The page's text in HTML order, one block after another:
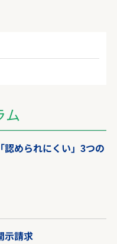
ム
認められにくい」3つの
示請求